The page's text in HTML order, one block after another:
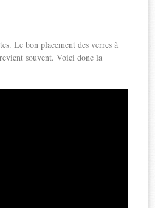
Le bon placement des verres à
souvent. Voici donc la